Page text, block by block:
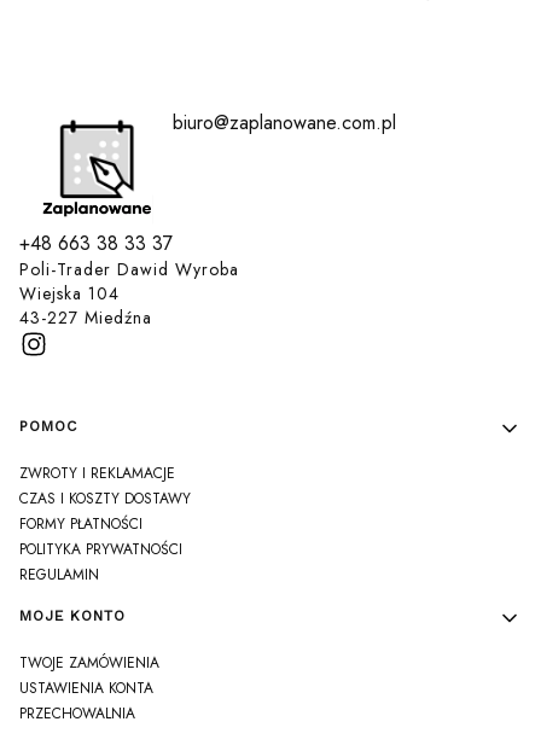
+48 663 38 33 37
biuro@zaplanowane.com.pl
Poli-Trader Dawid Wyroba
Wiejska 104
43-227 Miedźna
Linki w stopce
POMOC
ZWROTY I REKLAMACJE
CZAS I KOSZTY DOSTAWY
FORMY PŁATNOŚCI
POLITYKA PRYWATNOŚCI
REGULAMIN
MOJE KONTO
TWOJE ZAMÓWIENIA
USTAWIENIA KONTA
PRZECHOWALNIA